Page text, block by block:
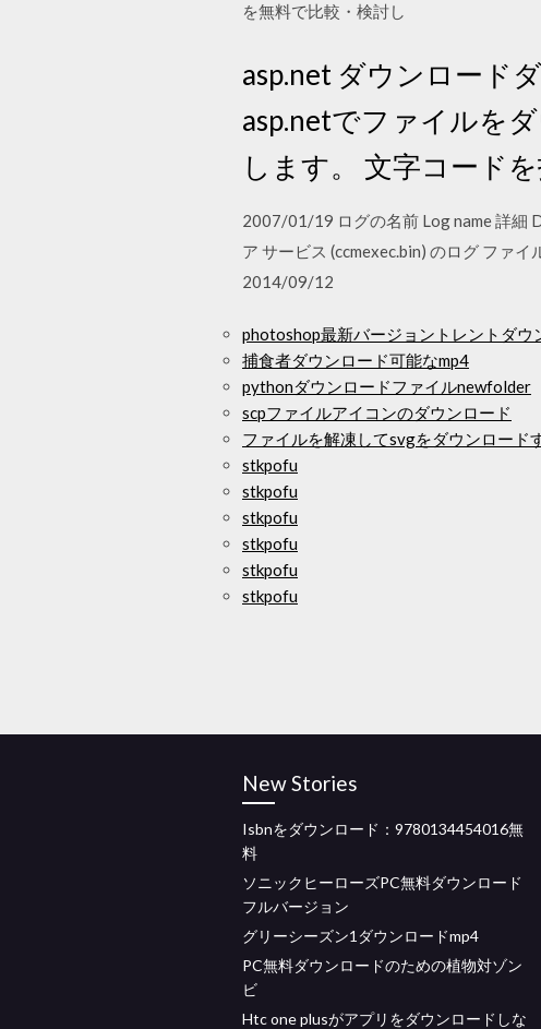
を無料で比較・検討し
asp.net ダウンロード
asp.netでファイルを
します。 文字コード
2007/01/19 ログの名前 Log name 詳細
ア サービス (ccmexec.bin) のログ ファ
2014/09/12
photoshop最新バージョントレントダウ
捕食者ダウンロード可能なmp4
pythonダウンロードファイルnewfolder
scpファイルアイコンのダウンロード
ファイルを解凍してsvgをダウンロード
stkpofu
stkpofu
stkpofu
stkpofu
stkpofu
stkpofu
New Stories
Isbnをダウンロード：9780134454016無
料
ソニックヒーローズPC無料ダウンロード
フルバージョン
グリーシーズン1ダウンロードmp4
PC無料ダウンロードのための植物対ゾン
ビ
Htc one plusがアプリをダウンロードしな